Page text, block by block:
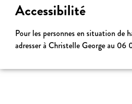
Accessibilité
Pour les personnes en situation de
adresser à Christelle Georgeau 06